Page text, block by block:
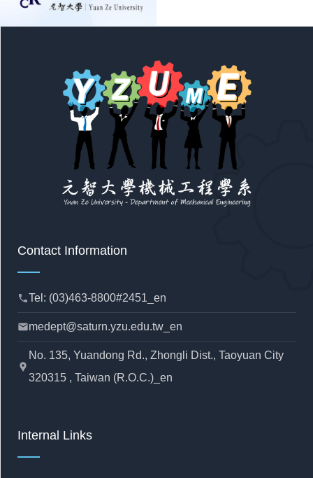
Contact Information
phoneTel: (03)463-8800#2451_en
mailmedept@saturn.yzu.edu.tw_en
location_pin
No. 135, Yuandong Rd., Zhongli Dist., Taoyuan City
320315 , Taiwan (R.O.C.)_en
Internal Links